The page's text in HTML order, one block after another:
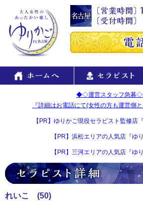
◆◇運営スタッフ急募
『詳細はお電話にて(女性の方も運営側
【PR】ゆりかご現役セラピスト監修店
【PR】浜松エリアの人気店『ゆ
【PR】三河エリアの人気店『ゆ
れいこ (50)